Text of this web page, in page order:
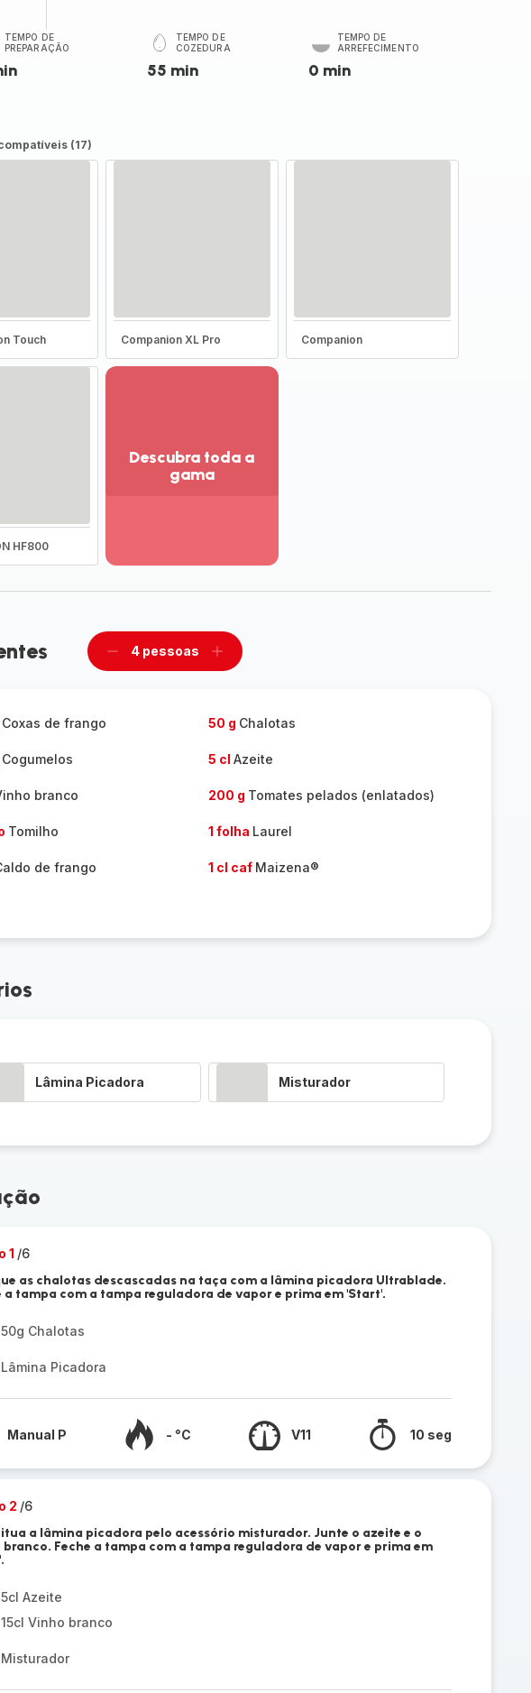
TEMPO DE
PREPARAÇÃO
TEMPO DE
COZEDURA
55 min
TEMPO DE
ARREFECIMENTO
0 min
(17)
Touch Companion XL Pro Companion
HF800
Descubra toda a
gama
Descubra
-
Remover
4 pessoas
Adicionar
Coxas de frango 50 g Chalotas
Cogumelos 5 cl Azeite
branco 200 g Tomates pelados (enlatados)
Tomilho 1 folha Laurel
de frango 1 cl caf Maizena®
Lâmina Picadora Misturador
1 /6
as chalotas descascadas na taça com a lâmina picadora Ultrablade.
a tampa com a tampa reguladora de vapor e prima em 'Start'.
50g Chalotas
Lâmina Picadora
Manual P - °C V11 10 seg
2 /6
a lâmina picadora pelo acessório misturador. Junte o azeite e o
Feche a tampa com a tampa reguladora de vapor e prima em
5cl Azeite
15cl Vinho branco
Misturador